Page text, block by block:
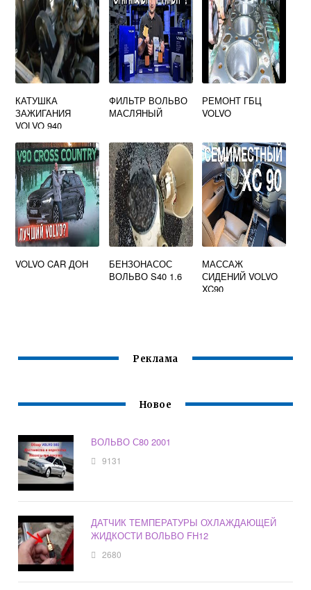
КАТУШКА
ЗАЖИГАНИЯ
VOLVO 940
ФИЛЬТР ВОЛЬВО
МАСЛЯНЫЙ
РЕМОНТ ГБЦ
VOLVO
VOLVO CAR ДОН
БЕНЗОНАСОС
ВОЛЬВО S40 1.6
МАССАЖ
СИДЕНИЙ VOLVO
XC90
Реклама
Новое
ВОЛЬВО С80 2001
9131
ДАТЧИК ТЕМПЕРАТУРЫ ОХЛАЖДАЮЩЕЙ
ЖИДКОСТИ ВОЛЬВО FH12
2680